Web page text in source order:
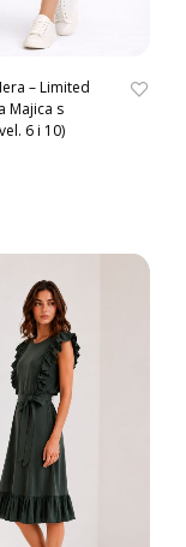
– Limited
Majica s
6 i 10)